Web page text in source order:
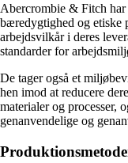
Abercrombie & Fitch
bæredygtighed og etiske
arbejdsvilkår i deres
standarder for
De tager også et
hen imod at reducere
materialer og processer,
genanvendelige og